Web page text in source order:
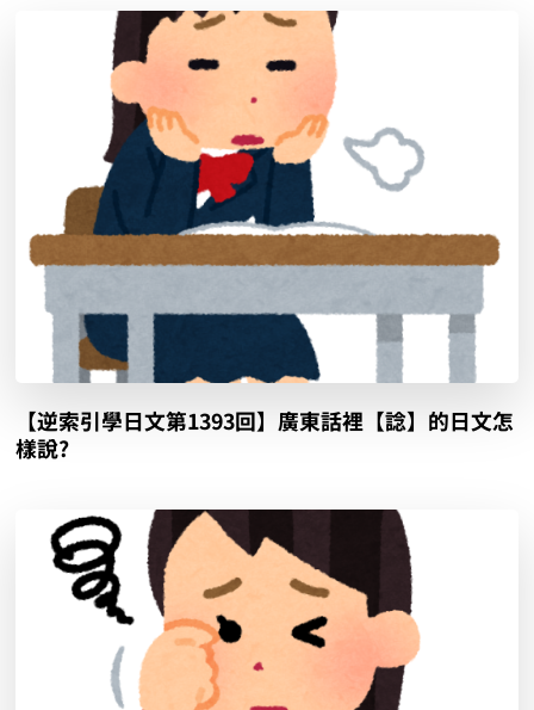
【逆索引學日文第1393回】廣東話裡【諗】的日文怎
樣說?